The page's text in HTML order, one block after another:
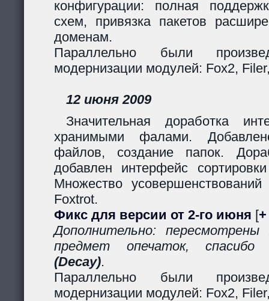
конфигурации: полная
схем, привязка пакетов
доменам.
Параллельно были
модернизации модулей: Fox2,
12 июня 2009
Значительная доработка
хранимыми фалами.
файлов, создание папок.
добавлен интерфейс
Множество
Foxtrot.
Фикс для версии от 2-го июня [
Дополнительно:
предмет опечаток,
(Decay).
Параллельно были
модернизации модулей: Fox2,